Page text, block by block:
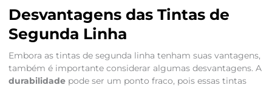
Desvantagens das Tintas de
Segunda Linha
Embora as tintas de segunda linha tenham suas vantagens,
também é importante considerar algumas desvantagens. A
durabilidadepode ser um ponto fraco, pois essas tintas